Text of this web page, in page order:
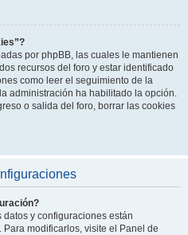
por phpBB, las cuales le mantienen
recursos del foro y estar identificado
como leer el seguimiento de la
administración ha habilitado la opción.
o salida del foro, borrar las cookies
y configuraciones están
modificarlos, visite el Panel de